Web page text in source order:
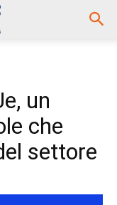
un
che
settore